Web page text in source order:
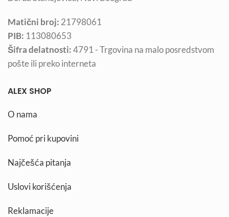
Matični broj: 21798061
PIB: 113080653
Šifra delatnosti:4791 - Trgovina na malo posredstvom
pošte ili preko interneta
ALEX SHOP
O nama
Pomoć pri kupovini
Najčešća pitanja
Uslovi korišćenja
Reklamacije